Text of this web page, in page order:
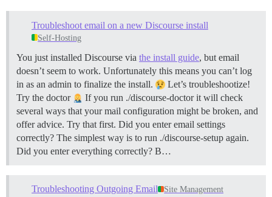
Troubleshoot email on a new Discourse install
Self-Hosting
You just installed Discourse via the install guide, but email
doesn’t seem to work. Unfortunately this means you can’t log
in as an admin to finalize the install.
Let’s troubleshootize!
Try the doctor
If you run ./discourse-doctor it will check
several ways that your mail configuration might be broken, and
offer advice. Try that first. Did you enter email settings
correctly? The simplest way is to run ./discourse-setup again.
Did you enter everything correctly? B…
Troubleshooting Outgoing Email Site Management